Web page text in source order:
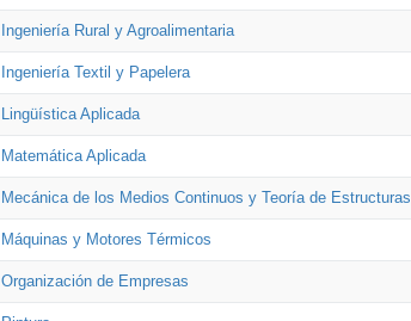
Ingeniería Rural y Agroalimentaria
Ingeniería Textil y Papelera
Lingüística Aplicada
Matemática Aplicada
Mecánica de los Medios Continuos y Teoría de Estructuras
Máquinas y Motores Térmicos
Organización de Empresas